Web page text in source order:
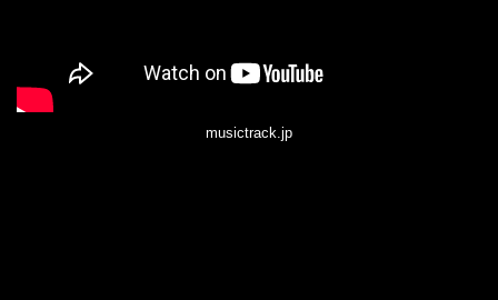
musictrack.jp